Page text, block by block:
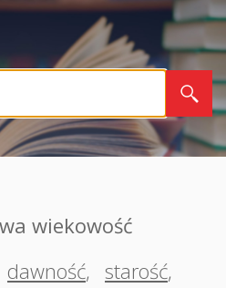
wiekowość
dawność, starość,